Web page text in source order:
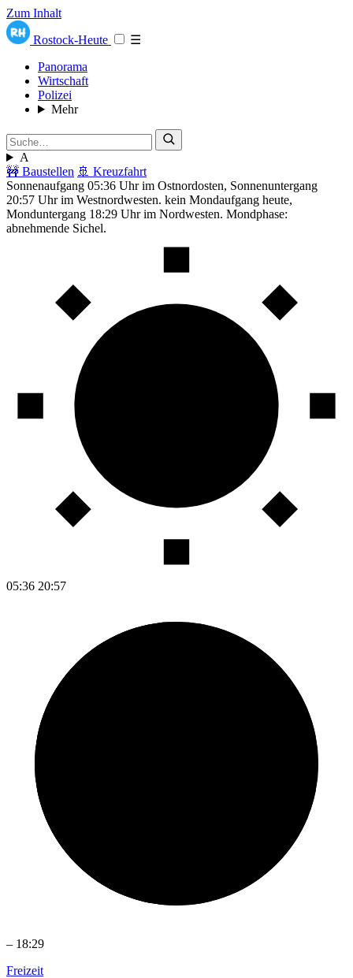
Zum Inhalt
Rostock-Heute
☰
Panorama
Wirtschaft
Polizei
Mehr
A
🚧 Baustellen 🚢 Kreuzfahrt
Sonnenaufgang 05:36 Uhr im Ostnordosten, Sonnenuntergang
20:57 Uhr im Westnordwesten. kein Mondaufgang heute,
Monduntergang 18:29 Uhr im Nordwesten. Mondphase:
abnehmende Sichel.
05:36 20:57
– 18:29
Freizeit